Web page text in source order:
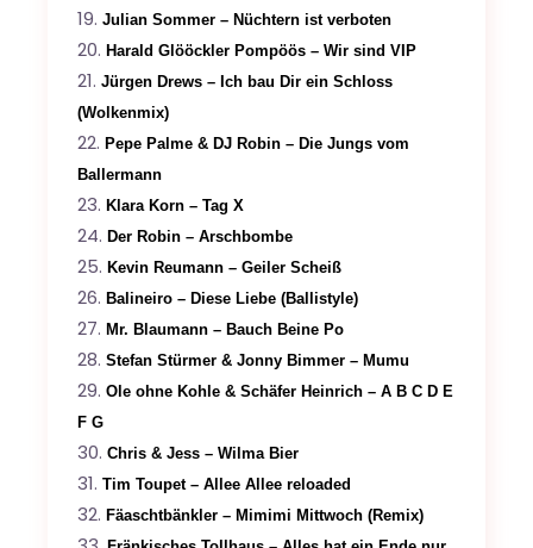
Julian Sommer – Nüchtern ist verboten
Harald Glööckler Pompöös – Wir sind VIP
Jürgen Drews – Ich bau Dir ein Schloss
(Wolkenmix)
Pepe Palme & DJ Robin – Die Jungs vom
Ballermann
Klara Korn – Tag X
Der Robin – Arschbombe
Kevin Reumann – Geiler Scheiß
Balineiro – Diese Liebe (Ballistyle)
Mr. Blaumann – Bauch Beine Po
Stefan Stürmer & Jonny Bimmer – Mumu
Ole ohne Kohle & Schäfer Heinrich – A B C D E
F G
Chris & Jess – Wilma Bier
Tim Toupet – Allee Allee reloaded
Fäaschtbänkler – Mimimi Mittwoch (Remix)